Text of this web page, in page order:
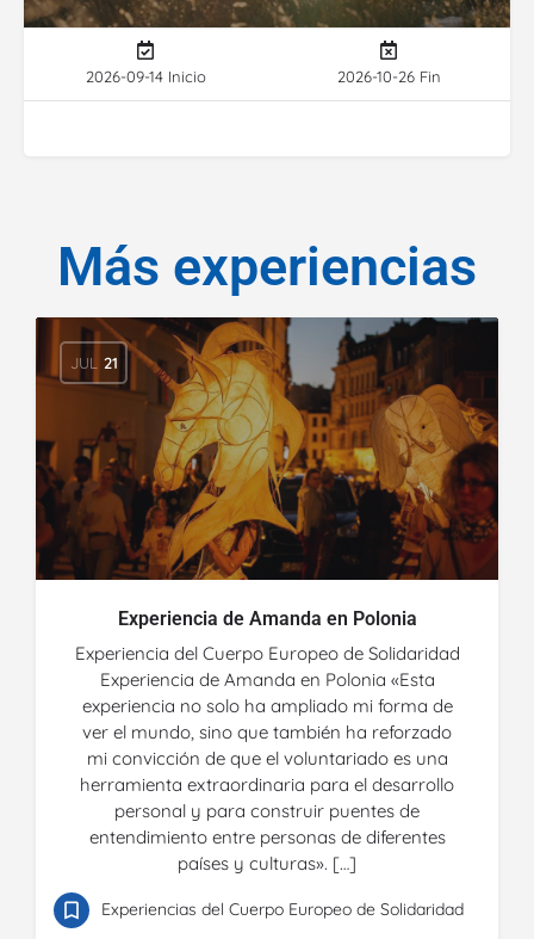
2026-09-14 Inicio 2026-10-26 Fin
Más experiencias
JUL 21
Experiencia de Amanda en Polonia
Experiencia del Cuerpo Europeo de Solidaridad
Experiencia de Amanda en Polonia «Esta
experiencia no solo ha ampliado mi forma de
ver el mundo, sino que también ha reforzado
mi convicción de que el voluntariado es una
herramienta extraordinaria para el desarrollo
personal y para construir puentes de
entendimiento entre personas de diferentes
países y culturas». […]
Experiencias del Cuerpo Europeo de Solidaridad